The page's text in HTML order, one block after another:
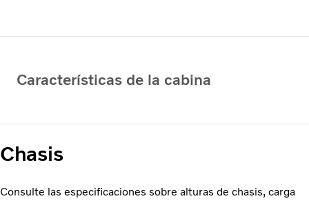
Características de la cabina
Chasis
Consulte las especificaciones sobre alturas de chasis, carga